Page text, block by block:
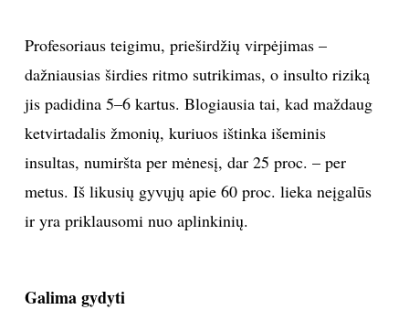
Profesoriaus teigimu, prieširdžių virpėjimas –
dažniausias širdies ritmo sutrikimas, o insulto riziką
jis padidina 5–6 kartus. Blogiausia tai, kad maždaug
ketvirtadalis žmonių, kuriuos ištinka išeminis
insultas, numiršta per mėnesį, dar 25 proc. – per
metus. Iš likusių gyvųjų apie 60 proc. lieka neįgalūs
ir yra priklausomi nuo aplinkinių.
Galima gydyti